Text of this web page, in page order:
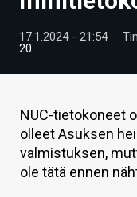
VIDEOT
HINTA.FI
KAUPPA
17.1.2024 - 21:54
20
NUC-tietokoneet
olleet Asuksen
valmistuksen,
ole tätä ennen